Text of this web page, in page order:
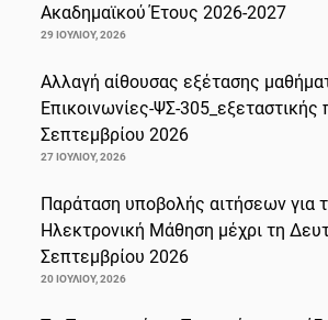
Ακαδημαϊκού Έτους 2026-2027
29 ΙΟΥΛΊΟΥ, 2026
Αλλαγή αίθουσας εξέτασης
Επικοινωνίες-ΨΣ-305_εξεταστικής
Σεπτεμβρίου 2026
27 ΙΟΥΛΊΟΥ, 2026
Παράταση υποβολής αιτήσεων για
Ηλεκτρονική Μάθηση μέχρι τη
Σεπτεμβρίου 2026
20 ΙΟΥΛΊΟΥ, 2026